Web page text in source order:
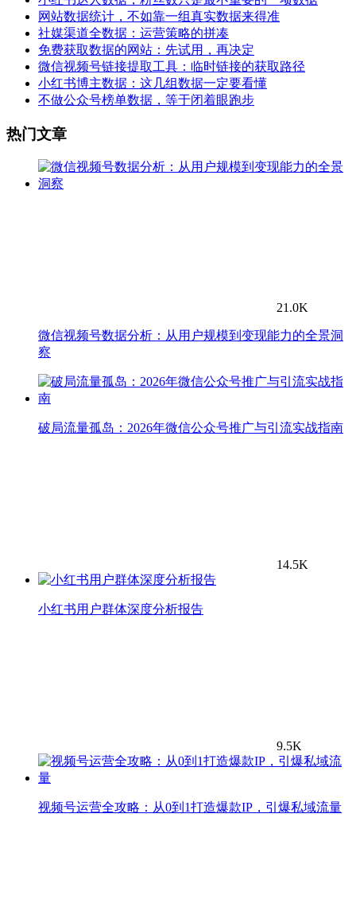
网站数据统计，不如靠一组真实数据来得准
社媒渠道全数据：运营策略的拼凑
免费获取数据的网站：先试用，再决定
微信视频号链接提取工具：临时链接的获取路径
小红书博主数据：这几组数据一定要看懂
不做公众号榜单数据，等于闭着眼跑步
热门文章
21.0K
微信视频号数据分析：从用户规模到变现能力的全景洞
察
破局流量孤岛：2026年微信公众号推广与引流实战指南
14.5K
小红书用户群体深度分析报告
9.5K
视频号运营全攻略：从0到1打造爆款IP，引爆私域流量